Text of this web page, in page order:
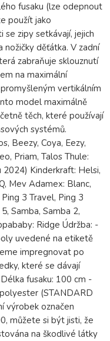
fusaku (lze odepnout
použít jako
zipy setkávají, jejich
děťátka. V zadní
zabraňuje sklouznutí
na maximální
vertikálním
model maximálně
těch, které používají
systémů.
Beezy, Coya, Eezy,
Priam, Talos Thule:
2024) Kinderkraft: Helsi,
Mev Adamex: Blanc,
3 Travel, Ping 3
Samba, Samba 2,
Ridge Údržba: -
uvedené na etiketě
impregnovat po
které se dávají
fusaku: 100 cm -
(STANDARD
výrobek označen
můžete si být jisti, že
na škodlivé látky